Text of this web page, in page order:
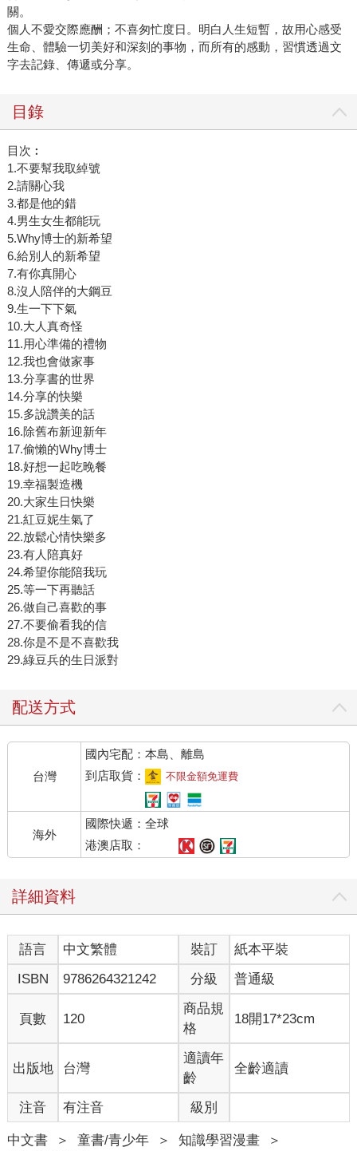
關。
個人不愛交際應酬；不喜匆忙度日。明白人生短暫，故用心感受
生命、體驗一切美好和深刻的事物，而所有的感動，習慣透過文
字去記錄、傳遞或分享。
目錄
目次︰
1.不要幫我取綽號
2.請關心我
3.都是他的錯
4.男生女生都能玩
5.Why博士的新希望
6.給別人的新希望
7.有你真開心
8.沒人陪伴的大鋼豆
9.生一下下氣
10.大人真奇怪
11.用心準備的禮物
12.我也會做家事
13.分享書的世界
14.分享的快樂
15.多說讚美的話
16.除舊布新迎新年
17.偷懶的Why博士
18.好想一起吃晚餐
19.幸福製造機
20.大家生日快樂
21.紅豆妮生氣了
22.放鬆心情快樂多
23.有人陪真好
24.希望你能陪我玩
25.等一下再聽話
26.做自己喜歡的事
27.不要偷看我的信
28.你是不是不喜歡我
29.綠豆兵的生日派對
配送方式
台灣
國內宅配：本島、離島
到店取貨：
不限金額免運費
海外
國際快遞：全球
港澳店取：
詳細資料
語言 中文繁體 裝訂
紙本平裝
ISBN
9786264321242 分級 普通級
頁數 120
商品規
格
18開17*23cm
出版地 台灣
適讀年
齡
全齡適讀
注音 有注音 級別
中文書 ＞ 童書/青少年 ＞ 知識學習漫畫
＞